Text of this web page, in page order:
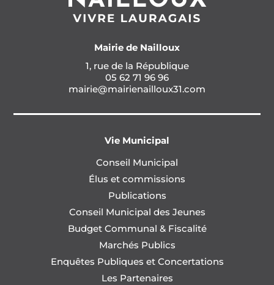
Mairie de Nailloux
1, rue de la République
05 62 71 96 96
mairie@mairienailloux31.com
Vie Municipal
Conseil Municipal
Élus et commissions
Publications
Conseil Municipal des Jeunes
Budget Communal & Fiscalité
Marchés Publics
Enquêtes Publiques et Concertations
Les Partenaires